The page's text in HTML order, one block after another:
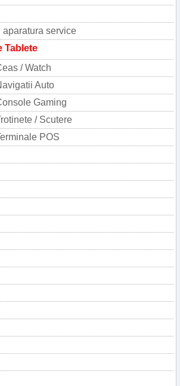
service
Tablete
/ Watch
Auto
Gaming
/ Scutere
POS